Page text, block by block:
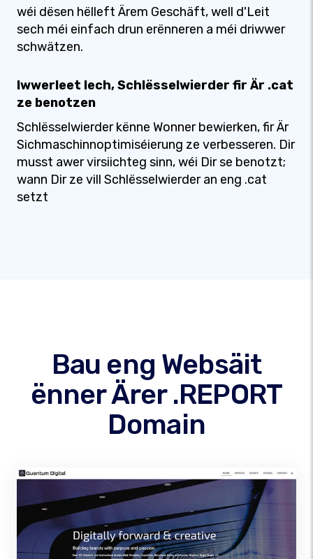
wéi dësen hëlleft Ärem Geschäft, well d'Leit
sech méi einfach drun erënneren a méi driwwer
schwätzen.
Iwwerleet Iech, Schlësselwierder fir Är .cat
ze benotzen
Schlësselwierder kënne Wonner bewierken, fir Är
Sichmaschinnoptimiséierung ze verbesseren. Dir
musst awer virsiichteg sinn, wéi Dir se benotzt;
wann Dir ze vill Schlësselwierder an eng .cat
setzt
Bau eng Websäit
ënner Ärer .REPORT
Domain